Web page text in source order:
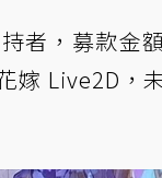
者，募款金
嫁 Live2D，